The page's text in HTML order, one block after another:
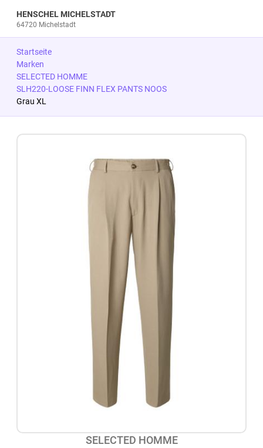
HENSCHEL MICHELSTADT
64720 Michelstadt
Startseite
Marken
SELECTED HOMME
SLH220-LOOSE FINN FLEX PANTS NOOS
Grau XL
SELECTED HOMME